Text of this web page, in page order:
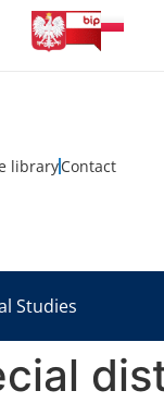
libraryContact
Studies